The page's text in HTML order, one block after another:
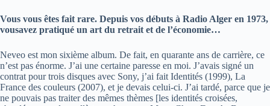
Vous vous êtes fait rare. Depuis vos débuts à Radio Alger en 1973,
vousavez pratiqué un art du retrait et de l’économie…
Neveo est mon sixième album. De fait, en quarante ans de carrière, ce
n’est pas énorme. J’ai une certaine paresse en moi. J’avais signé un
contrat pour trois disques avec Sony, j’ai fait Identités (1999), La
France des couleurs (2007), et je devais celui-ci. J’ai tardé, parce que je
ne pouvais pas traiter des mêmes thèmes [les identités croisées,